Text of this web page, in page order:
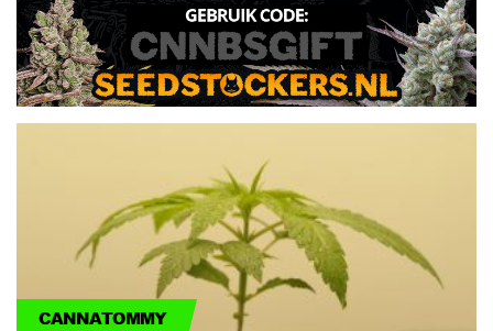
CANNATOMMY